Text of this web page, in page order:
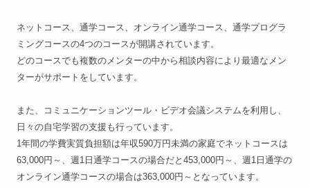
ネットコース、通学コース、オンライン通学コース、通学プログラ
ミングコースの4つのコースが開講されています。
どのコースでも複数のメンターの中から相談内容により最適なメン
ターがサポートをしています。
また、コミュニケーションツール・ビデオ会議システムを利用し、
日々の自宅学習の支援も行っています。
1年間の学費実質負担額は年収590万円未満の家庭でネットコースは
63,000円～、週1日通学コースの場合だと453,000円～、週1日通学の
オンライン通学コースの場合は363,000円～となっています。